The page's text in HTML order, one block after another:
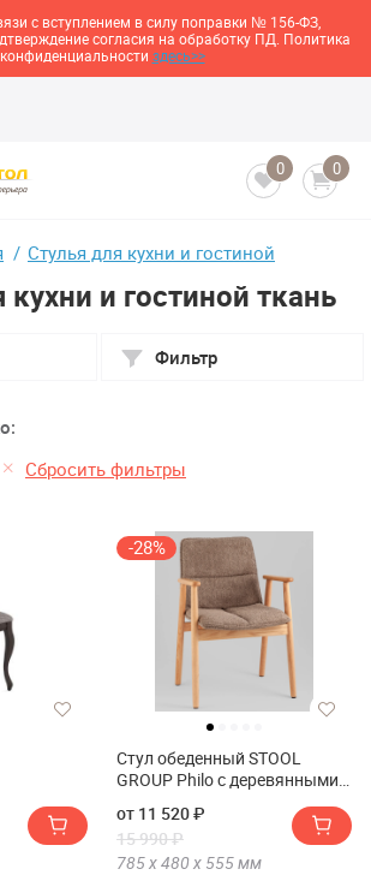
с вступлением в силу поправки № 156-ФЗ,
согласия на обработку ПД. Политика
конфиденциальности здесь>>
0 0
Стулья для кухни и гостиной
кухни и гостиной ткань
Фильтр
Сбросить фильтры
-28%
Стул обеденный STOOL
GROUP Philo с деревянными
от 11 520 ₽
15 990 ₽
785 х480 х 555мм